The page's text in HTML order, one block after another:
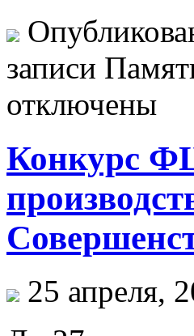
записи
отключены
Конкурс
25 апреля,